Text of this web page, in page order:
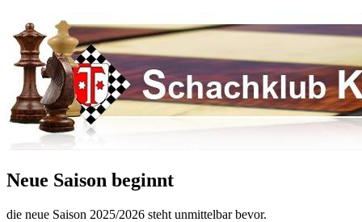
Neue Saison beginnt
die neue Saison 2025/2026 steht unmittelbar bevor.